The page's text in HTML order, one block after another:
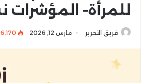
للمرأة– المؤشرات
فريق التحرير مارس 12, 2026 6٬170